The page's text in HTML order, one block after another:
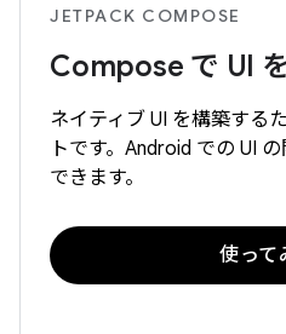
JETPACK COMPOSE
Compose で UI
ネイティブ UI を構築する
トです。Android での UI
できます。
使って